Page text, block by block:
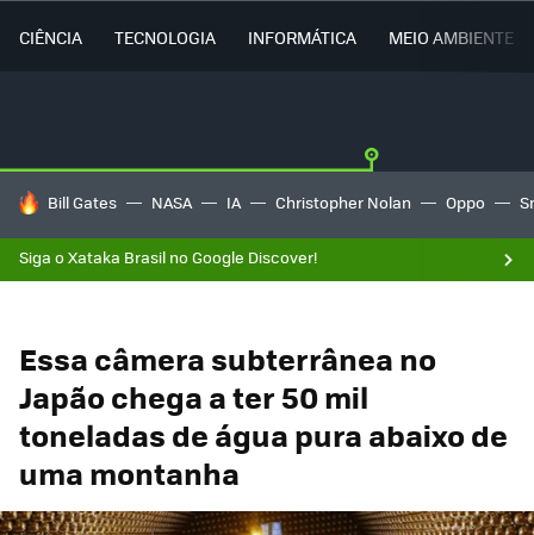
CIÊNCIA TECNOLOGIA INFORMÁTICA MEIO AMBIENTE
TENDÊNCIAS DO DIA
Bill Gates NASA IA Christopher Nolan Oppo
Siga o Xataka Brasil no Google Discover!
Essa câmera subterrânea no
Japão chega a ter 50 mil
toneladas de água pura abaixo de
uma montanha